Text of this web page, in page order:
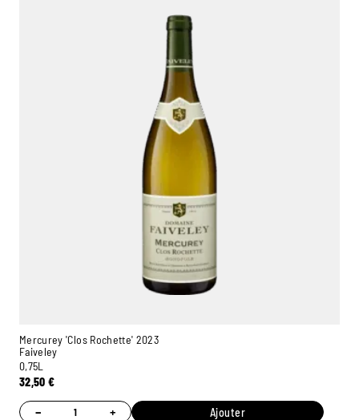
Mercurey 'Clos Rochette' 2023
Faiveley
0,75L
32,50€
− + Ajouter